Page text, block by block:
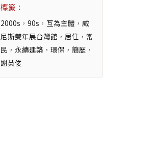
標籤：
2000s ， 90s ， 互為主體 ， 威
尼斯雙年展台灣館 ， 居住 ， 常
民 ， 永續建築 ， 環保 ， 簡歷 ，
謝英俊